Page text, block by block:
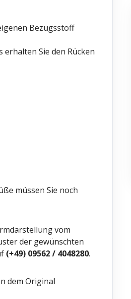
Bezugsstoff
Sie den Rücken
müssen Sie noch
vom
der gewünschten
(+49) 09562 / 4048280.
dem Original